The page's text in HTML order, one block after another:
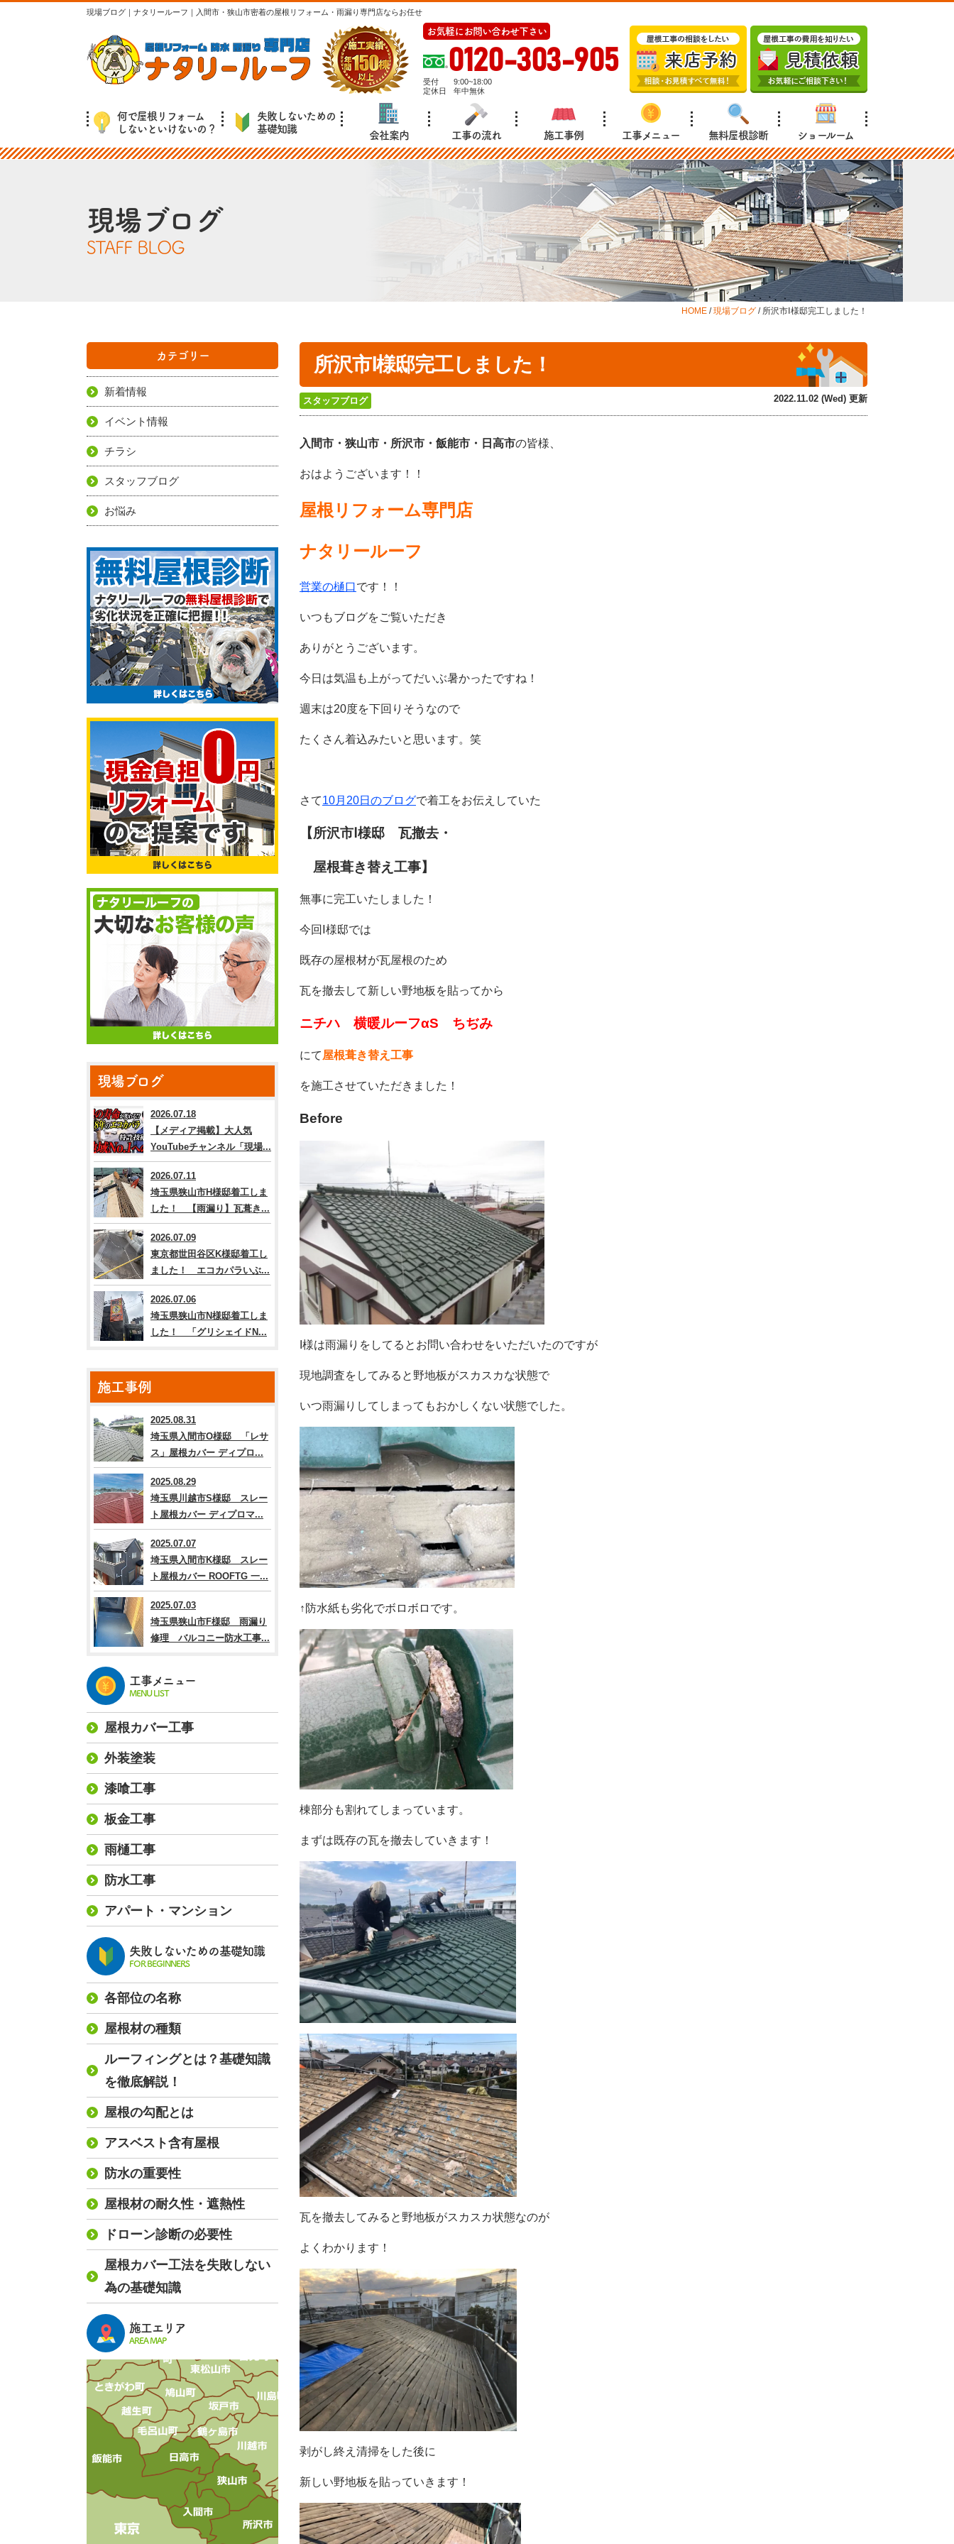
現場ブログ｜ナタリールーフ｜入間市・狭山市密着の屋根リフォーム・雨漏り専門店ならお任せ
お気軽にお問い合わせ下さい
0120-303-905
受付
9:00~18:00
定休日
年中無休
何で屋根リフォーム
しないといけないの？
失敗しないための
基礎知識
会社案内 工事の流れ 施工事例 工事メニュー 無料屋根診断 ショールーム
現場ブログ
STAFF BLOG
HOME /現場ブログ / 所沢市Ⅰ様邸完工しました！
所沢市Ⅰ様邸完工しました！
スタッフブログ 2022.11.02 (Wed) 更新
入間市・狭山市・所沢市・飯能市・日高市の皆様、
おはようございます！！
屋根リフォーム専門店
ナタリールーフ
営業の樋口です！！
いつもブログをご覧いただき
ありがとうございます。
今日は気温も上がってだいぶ暑かったですね！
週末は20度を下回りそうなので
たくさん着込みたいと思います。笑
さて10月20日のブログで着工をお伝えしていた
【所沢市Ⅰ様邸 瓦撤去・
屋根葺き替え工事】
無事に完工いたしました！
今回Ⅰ様邸では
既存の屋根材が瓦屋根のため
瓦を撤去して新しい野地板を貼ってから
ニチハ 横暖ルーフαS ちぢみ
にて屋根葺き替え工事
を施工させていただきました！
Before
I様は雨漏りをしてるとお問い合わせをいただいたのですが
現地調査をしてみると野地板がスカスカな状態で
いつ雨漏りしてしまってもおかしくない状態でした。
↑防水紙も劣化でボロボロです。
棟部分も割れてしまっています。
まずは既存の瓦を撤去していきます！
瓦を撤去してみると野地板がスカスカ状態なのが
よくわかります！
剥がし終え清掃をした後に
新しい野地板を貼っていきます！
カテゴリー
新着情報
イベント情報
チラシ
スタッフブログ
お悩み
現場ブログ
2026.07.18
【メディア掲載】大人気
YouTubeチャンネル「現場...
2026.07.11
埼玉県狭山市H様邸着工しま
した！ 【雨漏り】瓦葺き...
2026.07.09
東京都世田谷区K様邸着工し
ました！ エコカパラいぶ...
2026.07.06
埼玉県狭山市N様邸着工しま
した！ 「グリシェイドN...
施工事例
2025.08.31
埼玉県入間市O様邸 「レサ
ス」屋根カバー ディプロ...
2025.08.29
埼玉県川越市S様邸 スレー
ト屋根カバー ディプロマ...
2025.07.07
埼玉県入間市K様邸 スレー
ト屋根カバー ROOFTG 一...
2025.07.03
埼玉県狭山市F様邸 雨漏り
修理 バルコニー防水工事...
工事メニュー
MENU LIST
屋根カバー工事
外装塗装
漆喰工事
板金工事
雨樋工事
防水工事
アパート・マンション
失敗しないための基礎知識
FOR BEGINNERS
各部位の名称
屋根材の種類
ルーフィングとは？基礎知識
を徹底解説！
屋根の勾配とは
アスベスト含有屋根
防水の重要性
屋根材の耐久性・遮熱性
ドローン診断の必要性
屋根カバー工法を失敗しない
為の基礎知識
施工エリア
AREA MAP